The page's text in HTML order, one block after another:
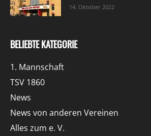
14. Oktober 2022
BELIEBTE KATEGORIE
1. Mannschaft
TSV 1860
News
News von anderen Vereinen
Alles zum e. V.